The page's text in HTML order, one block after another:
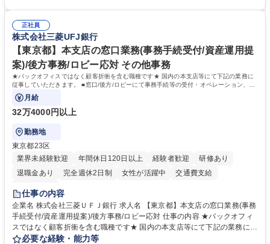
正社員
株式会社三菱UFJ銀行
【東京都】本支店の窓口業務(事務手続受付/資産運用提
案)/後方事務/ロビー応対 その他事務
★バックオフィスではなく顧客折衝を含む職種です★ 国内の本支店等にて下記の業務に
従事していただきます。 ■窓口/後方/ロビーにて事務手続等の受付・オペレーション、お
客様対応
月給
32万4000円以上
勤務地
東京都23区
業界未経験歓迎
年間休日120日以上 経験者歓迎
研修あり
退職金あり
完全週休2日制 女性が活躍中
交通費支給
土日祝休み
仕事の内容
企業名 株式会社三菱ＵＦＪ銀行 求人名 【東京都】本支店の窓口業務(事務
手続受付/資産運用提案)/後方事務/ロビー応対 仕事の内容 ★バックオフィ
スではなく顧客折衝を含む職種です★ 国内の本支店等にて下記の業務に従
事していただきます。 ■窓口/後方/ロビーにて事務手続等の受付・オペレ
必要な経験・能力等